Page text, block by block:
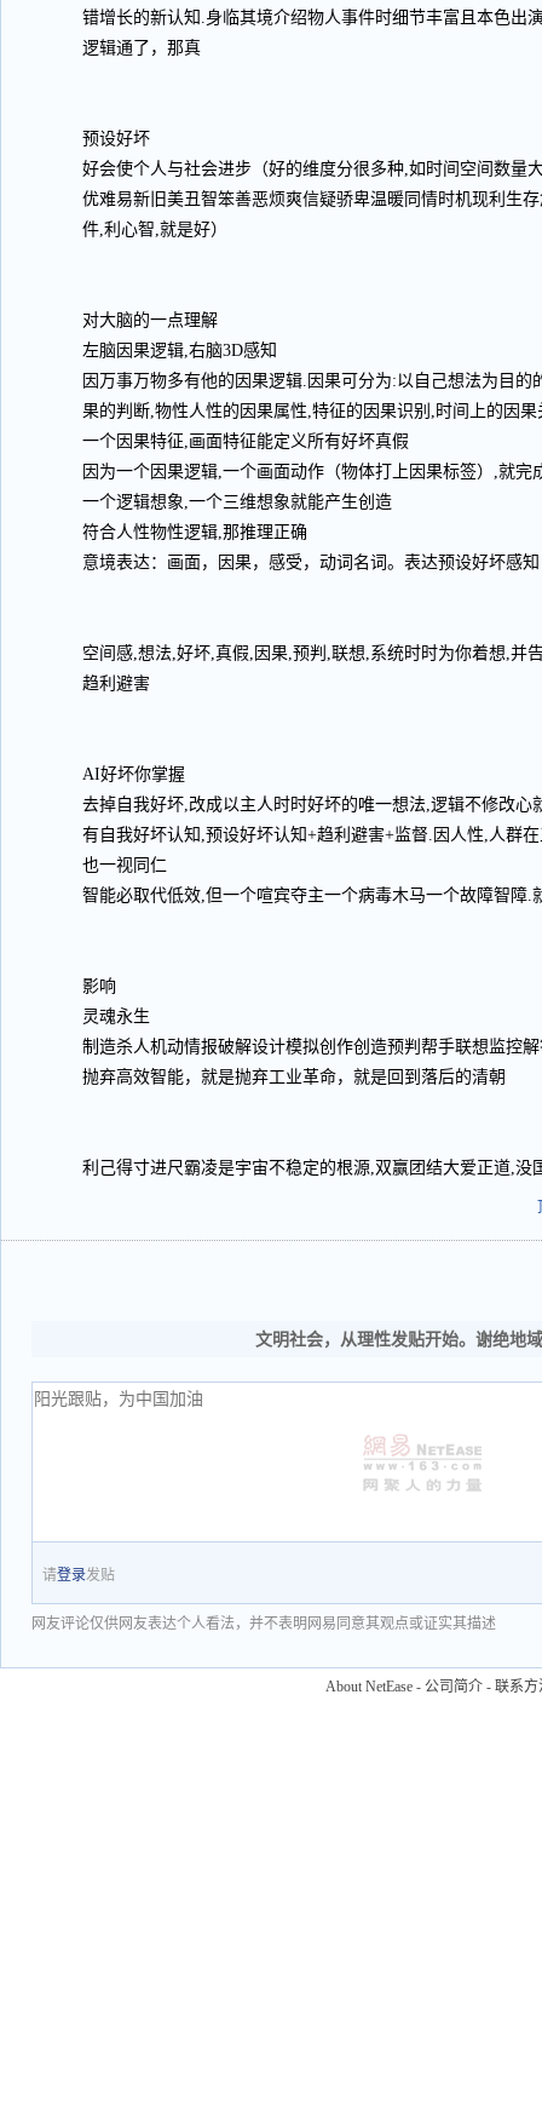
错增长的新认知.身临其境介绍物人事件时细节丰富且本色出
逻辑通了，那真
预设好坏
好会使个人与社会进步（好的维度分很多种,如时间空间数量
优难易新旧美丑智笨善恶烦爽信疑骄卑温暖同情时机现利生
件,利心智,就是好）
对大脑的一点理解
左脑因果逻辑,右脑3D感知
因万事万物多有他的因果逻辑.因果可分为:以自己想法为目
果的判断,物性人性的因果属性,特征的因果识别,时间上的因果
一个因果特征,画面特征能定义所有好坏真假
因为一个因果逻辑,一个画面动作（物体打上因果标签）,就完
一个逻辑想象,一个三维想象就能产生创造
符合人性物性逻辑,那推理正确
意境表达：画面，因果，感受，动词名词。表达预设好坏感
空间感,想法,好坏,真假,因果,预判,联想,系统时时为你着想,并
趋利避害
AI好坏你掌握
去掉自我好坏,改成以主人时时好坏的唯一想法,逻辑不修改心
有自我好坏认知,预设好坏认知+趋利避害+监督.因人性,人群
也一视同仁
智能必取代低效,但一个喧宾夺主一个病毒木马一个故障智障.
影响
灵魂永生
制造杀人机动情报破解设计模拟创作创造预判帮手联想监控
抛弃高效智能，就是抛弃工业革命，就是回到落后的清朝
利己得寸进尺霸凌是宇宙不稳定的根源,双赢团结大爱正道,
文明社会，从理性发贴开始。谢绝地
请登录发贴
网友评论仅供网友表达个人看法，并不表明网易同意其观点或证实其描述
About NetEase - 公司简介 - 联系方